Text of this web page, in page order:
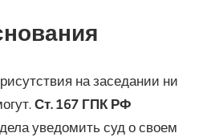
на заседании ни
Ст. 167 ГПК РФ
уведомить суд о своем